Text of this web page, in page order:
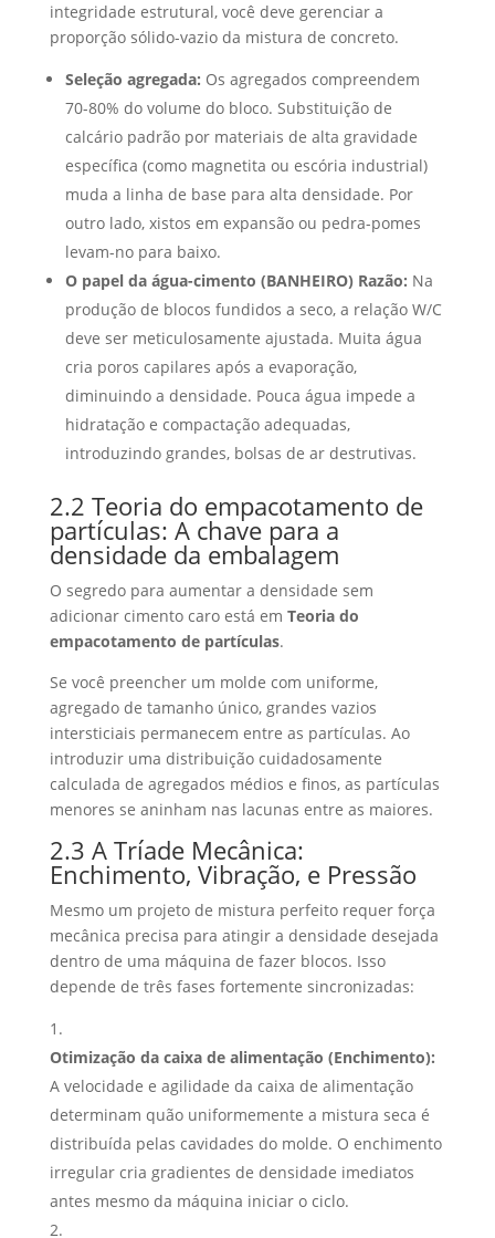
integridade estrutural, você deve gerenciar a
proporção sólido-vazio da mistura de concreto.
Seleção agregada: Os agregados compreendem
70-80% do volume do bloco. Substituição de
calcário padrão por materiais de alta gravidade
específica (como magnetita ou escória industrial)
muda a linha de base para alta densidade. Por
outro lado, xistos em expansão ou pedra-pomes
levam-no para baixo.
O papel da água-cimento (BANHEIRO) Razão: Na
produção de blocos fundidos a seco, a relação W/C
deve ser meticulosamente ajustada. Muita água
cria poros capilares após a evaporação,
diminuindo a densidade. Pouca água impede a
hidratação e compactação adequadas,
introduzindo grandes, bolsas de ar destrutivas.
2.2 Teoria do empacotamento de
partículas: A chave para a
densidade da embalagem
O segredo para aumentar a densidade sem
adicionar cimento caro está em Teoria do
empacotamento de partículas.
Se você preencher um molde com uniforme,
agregado de tamanho único, grandes vazios
intersticiais permanecem entre as partículas. Ao
introduzir uma distribuição cuidadosamente
calculada de agregados médios e finos, as partículas
menores se aninham nas lacunas entre as maiores.
2.3 A Tríade Mecânica:
Enchimento, Vibração, e Pressão
Mesmo um projeto de mistura perfeito requer força
mecânica precisa para atingir a densidade desejada
dentro de uma máquina de fazer blocos. Isso
depende de três fases fortemente sincronizadas:
Otimização da caixa de alimentação (Enchimento):
A velocidade e agilidade da caixa de alimentação
determinam quão uniformemente a mistura seca é
distribuída pelas cavidades do molde. O enchimento
irregular cria gradientes de densidade imediatos
antes mesmo da máquina iniciar o ciclo.